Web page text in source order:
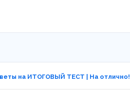
на ИТОГОВЫЙ ТЕСТ | На отлично!